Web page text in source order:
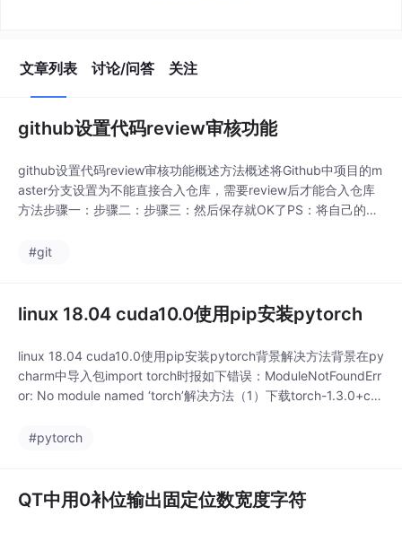
文章列表 讨论/问答 关注
github设置代码review审核功能
github设置代码review审核功能概述方法概述将Github中项目的m
aster分支设置为不能直接合入仓库，需要review后才能合入仓库
方法步骤一：步骤二：步骤三：然后保存就OK了PS：将自己的git
#git
linux 18.04 cuda10.0使用pip安装pytorch
linux 18.04 cuda10.0使用pip安装pytorch背景解决方法背景在py
charm中导入包import torch时报如下错误：ModuleNotFoundErr
or: No module named ‘torch’解决方法（1）下载torch-1.3.0+cu1
#pytorch
QT中用0补位输出固定位数宽度字符